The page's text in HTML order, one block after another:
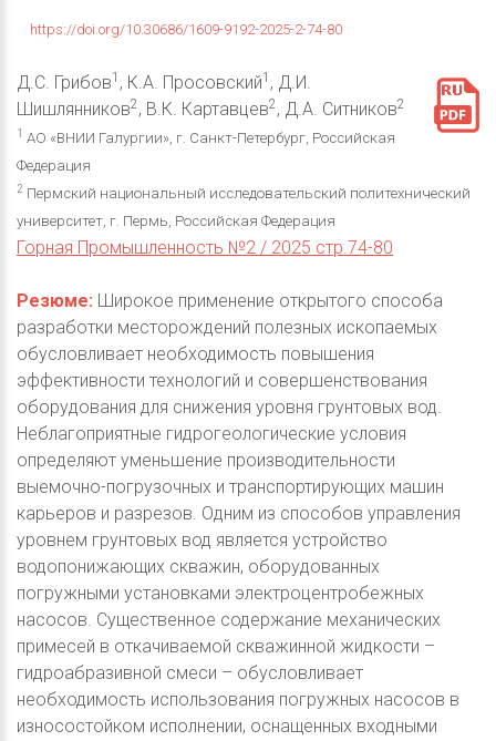
https://doi.org/10.30686/1609-9192-2025-2-74-80
Д.С. Грибов1 , К.А. Просовский1 , Д.И.
Шишлянников2, В.К. Картавцев2, Д.А. Ситников2
1 АО «ВНИИ Галургии», г. Санкт-Петербург, Российская
Федерация
2 Пермский национальный исследовательский политехнический
университет, г. Пермь, Российская Федерация
Горная Промышленность №2 / 2025 стр.74-80
Резюме: Широкое применение открытого способа
разработки месторождений полезных ископаемых
обусловливает необходимость повышения
эффективности технологий и совершенствования
оборудования для снижения уровня грунтовых вод.
Неблагоприятные гидрогеологические условия
определяют уменьшение производительности
выемочно-погрузочных и транспортирующих машин
карьеров и разрезов. Одним из способов управления
уровнем грунтовых вод является устройство
водопонижающих скважин, оборудованных
погружными установками электроцентробежных
насосов. Существенное содержание механических
примесей в откачиваемой скважинной жидкости –
гидроабразивной смеси – обусловливает
необходимость использования погружных насосов в
износостойком исполнении, оснащенных входными